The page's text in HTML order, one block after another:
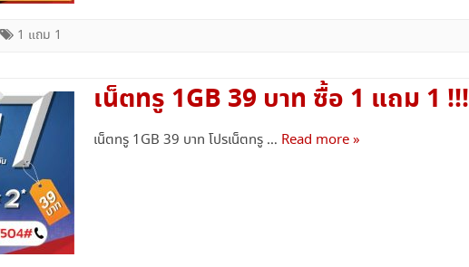
1 แถม 1
เน็ตทรู 1GB 39 บาท ซื้อ 1 แถม 1 !!!
เน็ตทรู 1GB 39 บาท โปรเน็ตทรู … Read more »